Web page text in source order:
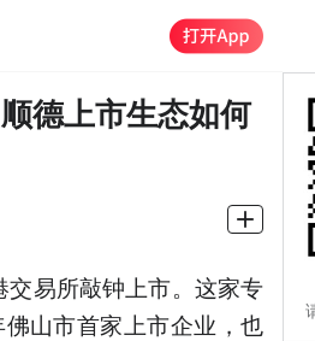
德上市生态如何
易所敲钟上市。这家专
山市首家上市企业，也